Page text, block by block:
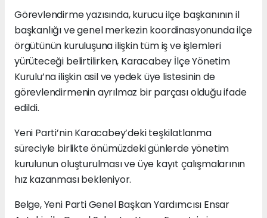
Görevlendirme yazısında, kurucu ilçe başkanının il
başkanlığı ve genel merkezin koordinasyonunda ilçe
örgütünün kuruluşuna ilişkin tüm iş ve işlemleri
yürüteceği belirtilirken, Karacabey İlçe Yönetim
Kurulu’na ilişkin asil ve yedek üye listesinin de
görevlendirmenin ayrılmaz bir parçası olduğu ifade
edildi.
Yeni Parti’nin Karacabey’deki teşkilatlanma
süreciyle birlikte önümüzdeki günlerde yönetim
kurulunun oluşturulması ve üye kayıt çalışmalarının
hız kazanması bekleniyor.
Belge, Yeni Parti Genel Başkan Yardımcısı Ensar